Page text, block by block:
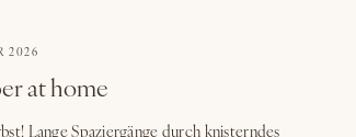
2026
at home
Lange Spaziergänge durch knisterndes